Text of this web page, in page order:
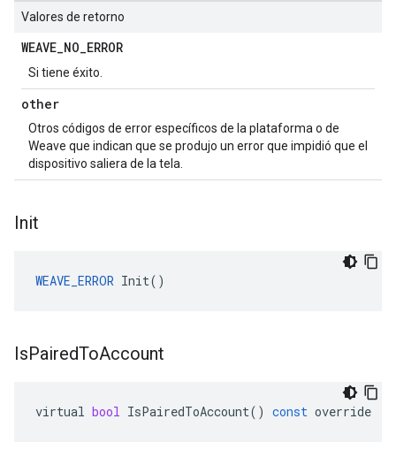
Valores de retorno
WEAVE_NO_ERROR
Si tiene éxito.
other
Otros códigos de error específicos de la plataforma o de
Weave que indican que se produjo un error que impidió que el
dispositivo saliera de la tela.
Init
WEAVE_ERROR Init()
IsPairedToAccount
virtual bool IsPairedToAccount() const override